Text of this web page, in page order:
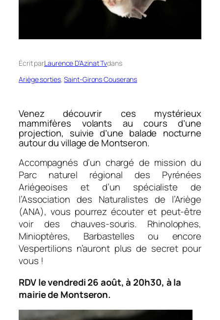
Écrit parLaurence D’Azinat Tvdans
Ariège sorties, Saint-Girons Couserans
Venez découvrir ces mystérieux
mammifères volants au cours d’une
projection, suivie d’une balade nocturne
autour du village de Montseron.
Accompagnés d’un chargé de mission du
Parc naturel régional des Pyrénées
Ariégeoises et d’un spécialiste de
l’Association des Naturalistes de l’Ariège
(ANA), vous pourrez écouter et peut-être
voir des chauves-souris. Rhinolophes,
Minioptères, Barbastelles ou encore
Vespertilions n’auront plus de secret pour
vous !
RDV le vendredi 26 août, à 20h30, à la
mairie de Montseron.